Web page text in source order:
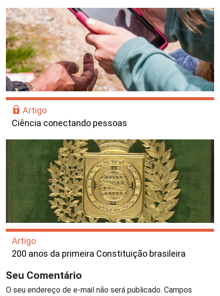
Artigo
Ciência conectando pessoas
Artigo
200 anos da primeira Constituição brasileira
Seu Comentário
O seu endereço de e-mail não será publicado. Campos